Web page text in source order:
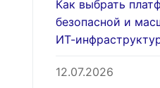
Как выбрать
безопасной и
ИТ-
12.07.2026